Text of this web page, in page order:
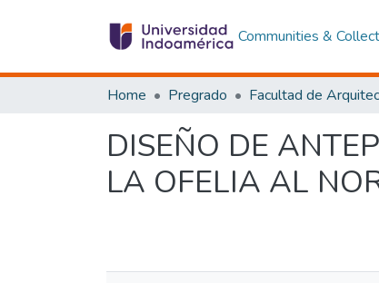
Communities &
Home Pregrado
DISEÑO DE
LA OFELIA AL